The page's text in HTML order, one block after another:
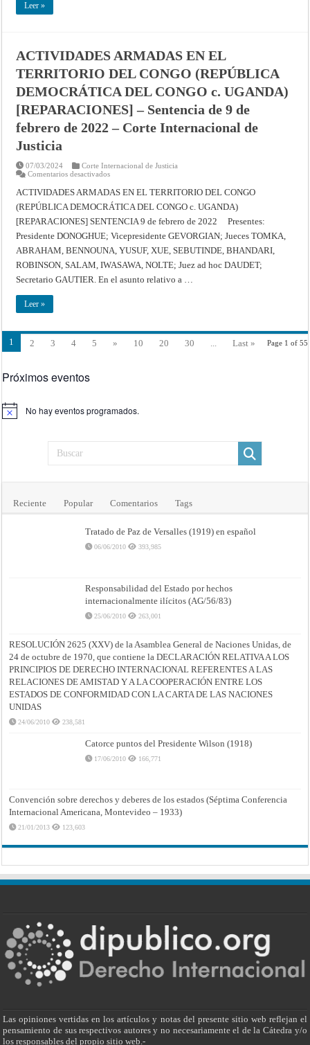
FORMAS
DE
DISCRIMINACIÓN
RACIAL
contra
RUSA)
Sentencia
de
2024
Corte
Internacional
de
Justicia
Leer »
ACTIVIDADES ARMADAS EN EL
TERRITORIO DEL CONGO (REPÚBLICA
DEMOCRÁTICA DEL CONGO c. UGANDA)
[REPARACIONES] – Sentencia de 9 de
febrero de 2022 – Corte Internacional de
Justicia
07/03/2024
Corte Internacional de Justicia
Comentarios desactivadosen
ARMADAS
EL
DEL
CONGO
(REPÚBLICA
DEMOCRÁTICA
DEL
CONGO
UGANDA)
de
de
ACTIVIDADES ARMADAS EN EL TERRITORIO DEL CONGO
(REPÚBLICA DEMOCRÁTICA DEL CONGO c. UGANDA)
[REPARACIONES] SENTENCIA 9 de febrero de 2022 Presentes:
Presidente DONOGHUE; Vicepresidente GEVORGIAN; Jueces TOMKA,
ABRAHAM, BENNOUNA, YUSUF, XUE, SEBUTINDE, BHANDARI,
ROBINSON, SALAM, IWASAWA, NOLTE; Juez ad hoc DAUDET;
Secretario GAUTIER. En el asunto relativo a …
Leer »
Page 1 of 55
1 2 3 4 5 » 10 20 30 ... Last »
Próximos eventos
Aviso No hay eventos programados.
Reciente Popular Comentarios Tags
Tratado de Paz de Versalles (1919) en español
06/06/2010 393,985
Responsabilidad del Estado por hechos
internacionalmente ilícitos (AG/56/83)
25/06/2010 263,001
RESOLUCIÓN 2625 (XXV) de la Asamblea General de Naciones Unidas, de
24 de octubre de 1970, que contiene la DECLARACIÓN RELATIVA A LOS
PRINCIPIOS DE DERECHO INTERNACIONAL REFERENTES A LAS
RELACIONES DE AMISTAD Y A LA COOPERACIÓN ENTRE LOS
ESTADOS DE CONFORMIDAD CON LA CARTA DE LAS NACIONES
UNIDAS
24/06/2010 238,581
Catorce puntos del Presidente Wilson (1918)
17/06/2010 166,771
Convención sobre derechos y deberes de los estados (Séptima Conferencia
Internacional Americana, Montevideo – 1933)
21/01/2013 123,603
Las opiniones vertidas en los artículos y notas del presente sitio web reflejan el
pensamiento de sus respectivos autores y no necesariamente el de la Cátedra y/o
los responsables del propio sitio web.-